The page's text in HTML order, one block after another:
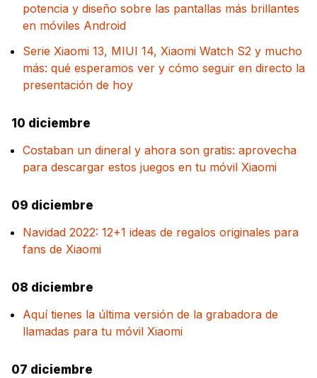
potencia y diseño sobre las pantallas más brillantes
en móviles Android
Serie Xiaomi 13, MIUI 14, Xiaomi Watch S2 y mucho
más: qué esperamos ver y cómo seguir en directo la
presentación de hoy
10 diciembre
Costaban un dineral y ahora son gratis: aprovecha
para descargar estos juegos en tu móvil Xiaomi
09 diciembre
Navidad 2022: 12+1 ideas de regalos originales para
fans de Xiaomi
08 diciembre
Aquí tienes la última versión de la grabadora de
llamadas para tu móvil Xiaomi
07 diciembre